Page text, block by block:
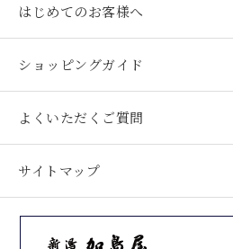
はじめてのお客様へ
ショッピングガイド
よくいただくご質問
サイトマップ